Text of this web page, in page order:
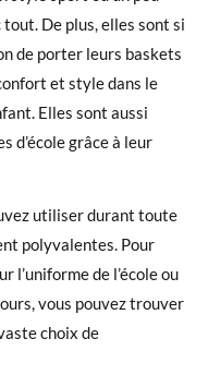
De plus, elles sont si
de porter leurs baskets
et style dans le
Elles sont aussi
d’école grâce à leur
utiliser durant toute
polyvalentes. Pour
l’uniforme de l’école ou
vous pouvez trouver
choix de